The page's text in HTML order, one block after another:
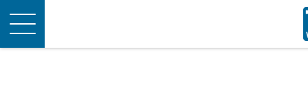
Toggle
navigation